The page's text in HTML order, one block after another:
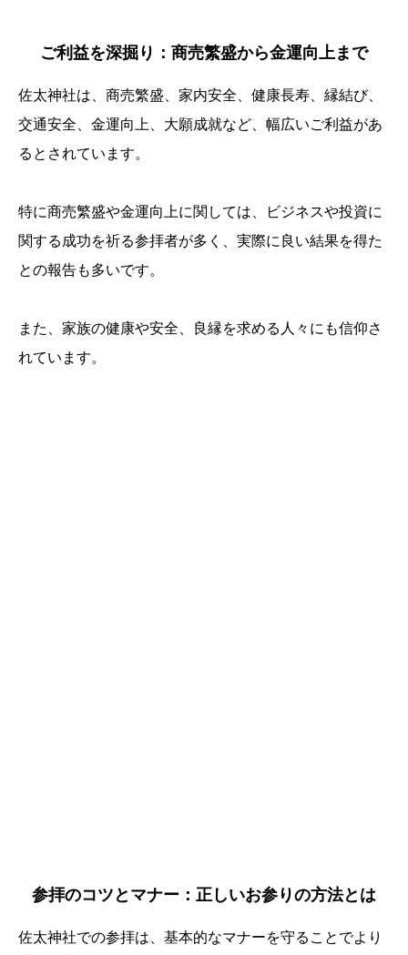
ご利益を深掘り：商売繁盛から金運向上まで
佐太神社は、商売繁盛、家内安全、健康長寿、縁結び、
交通安全、金運向上、大願成就など、幅広いご利益があ
るとされています。
特に商売繁盛や金運向上に関しては、ビジネスや投資に
関する成功を祈る参拝者が多く、実際に良い結果を得た
との報告も多いです。
また、家族の健康や安全、良縁を求める人々にも信仰さ
れています。
参拝のコツとマナー：正しいお参りの方法とは
佐太神社での参拝は、基本的なマナーを守ることでより